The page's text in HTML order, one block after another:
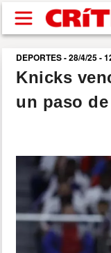
Pasar al contenido
buscar
SUCESOS
POLÍTICA
SHOW
DEPORTES - 28/4/25 -
Knicks
un paso